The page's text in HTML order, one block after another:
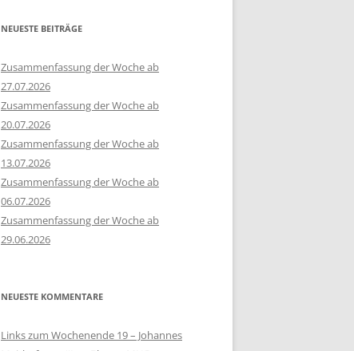
NEUESTE BEITRÄGE
Zusammenfassung der Woche ab
27.07.2026
Zusammenfassung der Woche ab
20.07.2026
Zusammenfassung der Woche ab
13.07.2026
Zusammenfassung der Woche ab
06.07.2026
Zusammenfassung der Woche ab
29.06.2026
NEUESTE KOMMENTARE
Links zum Wochenende 19 – Johannes